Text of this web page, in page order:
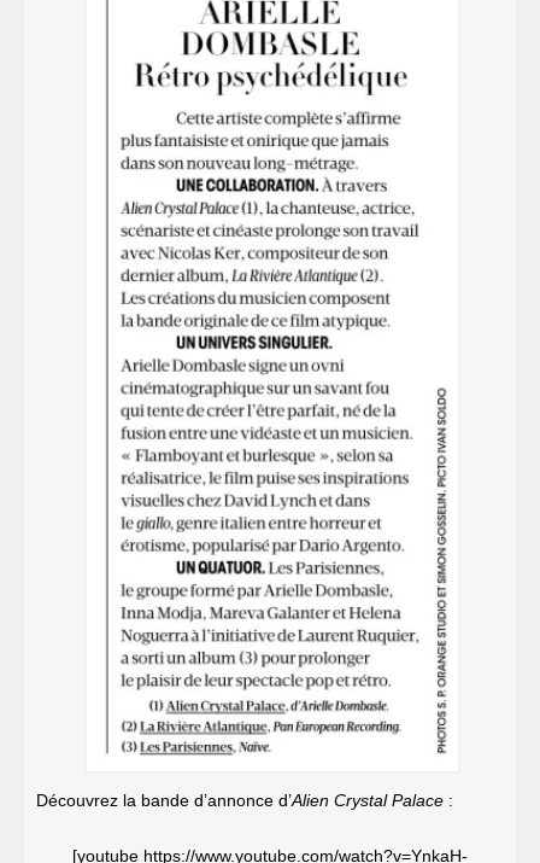
Découvrez la bande d’annonce d’Alien Crystal Palace :
[youtube https://www.youtube.com/watch?v=YnkaH-